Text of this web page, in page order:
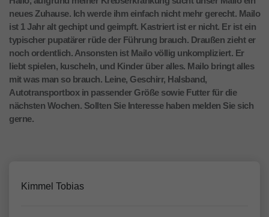
neues Zuhause. Ich werde ihm einfach nicht mehr gerecht. Mailo
ist 1 Jahr alt gechipt und geimpft. Kastriert ist er nicht. Er ist ein
typischer pupatärer rüde der Führung brauch. Draußen zieht er
noch ordentlich. Ansonsten ist Mailo völlig unkompliziert. Er
liebt spielen, kuscheln, und Kinder über alles. Mailo bringt alles
mit was man so brauch. Leine, Geschirr, Halsband,
Autotransportbox in passender Größe sowie Futter für die
nächsten Wochen. Sollten Sie Interesse haben melden Sie sich
gerne.
Kimmel Tobias